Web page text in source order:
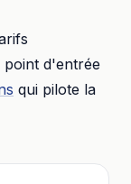
point d'entrée
qui pilote la